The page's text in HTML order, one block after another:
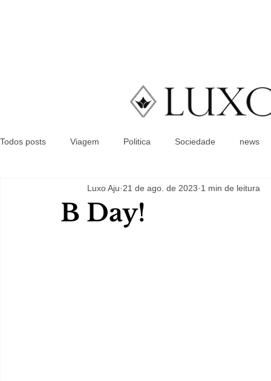
Todos posts Viagem Politica Sociedade news
B Day!
Luxo Aju 21 de ago. de 2023 1 min de leitura